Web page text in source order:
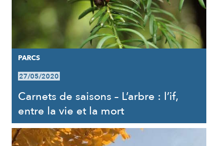
PARCS
27/05/2020
Carnets de saisons – L’arbre : l’if,
entre la vie et la mort